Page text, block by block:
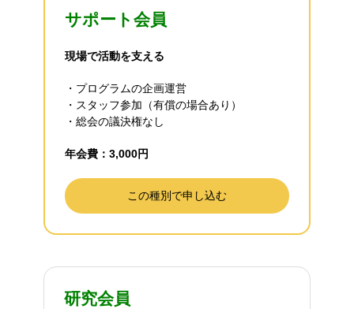
サポート会員
現場で活動を支える
・プログラムの企画運営
・スタッフ参加（有償の場合あり）
・総会の議決権なし
年会費：3,000円
この種別で申し込む
研究会員